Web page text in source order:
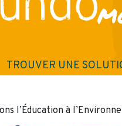
TROUVER UNE
l’Éducation à